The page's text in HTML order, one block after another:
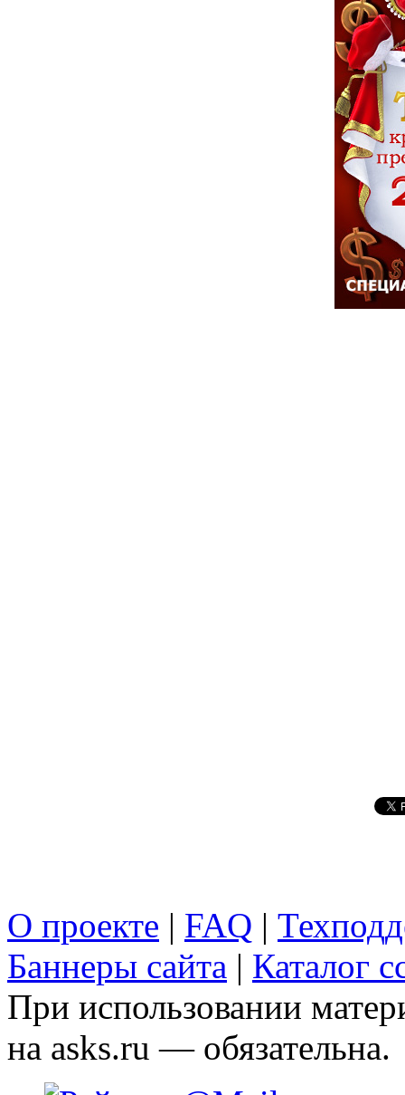
О проекте | FAQ |
Баннеры сайта | Каталог
При использовании
на asks.ru — обязательна.